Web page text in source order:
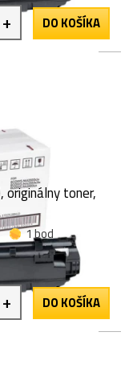
+ DO KOŠÍKA
toner,
1 bod
+ DO KOŠÍKA